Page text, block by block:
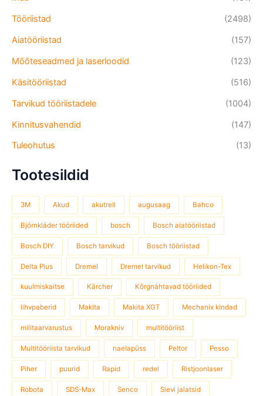
Tööriistad
(2498)
Aiatööriistad
(157)
Mõõteseadmed ja laserloodid
(123)
Käsitööriistad
(516)
Tarvikud tööriistadele
(1004)
Kinnitusvahendid
(147)
Tuleohutus
(13)
Tootesildid
3M Akud akutrell augusaag Bahco
Björnkläder tööriided bosch Bosch aiatööriistad
Bosch DIY Bosch tarvikud Bosch tööriistad
Delta Plus Dremel Dremel tarvikud Helikon-Tex
kuulmiskaitse Kärcher Kõrgnähtavad tööriided
lihvpaberid Makita Makita XGT Mechanix kindad
militaarvarustus Morakniv multitööriist
Multitööriista tarvikud naelapüss Peltor Pesso
Piher puurid Rapid redel Ristjoonlaser
Robota SDS-Max Senco Sievi jalatsid